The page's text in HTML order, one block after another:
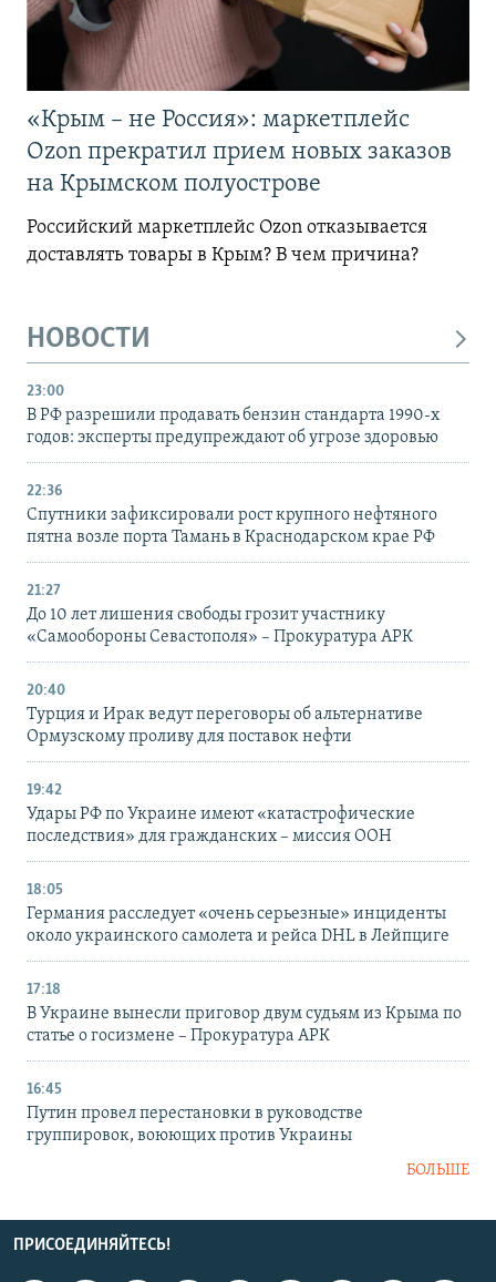
«Крым – не Россия»: маркетплейс
Ozon прекратил прием новых заказов
на Крымском полуострове
Российский маркетплейс Ozon отказывается
доставлять товары в Крым? В чем причина?
НОВОСТИ
23:00
В РФ разрешили продавать бензин стандарта 1990-х
годов: эксперты предупреждают об угрозе здоровью
22:36
Спутники зафиксировали рост крупного нефтяного
пятна возле порта Тамань в Краснодарском крае РФ
21:27
До 10 лет лишения свободы грозит участнику
«Самообороны Севастополя» – Прокуратура АРК
20:40
Турция и Ирак ведут переговоры об альтернативе
Ормузскому проливу для поставок нефти
19:42
Удары РФ по Украине имеют «катастрофические
последствия» для гражданских – миссия ООН
18:05
Германия расследует «очень серьезные» инциденты
около украинского самолета и рейса DHL в Лейпциге
17:18
В Украине вынесли приговор двум судьям из Крыма по
статье о госизмене – Прокуратура АРК
16:45
Путин провел перестановки в руководстве
группировок, воюющих против Украины
БОЛЬШЕ
ПРИСОЕДИНЯЙТЕСЬ!